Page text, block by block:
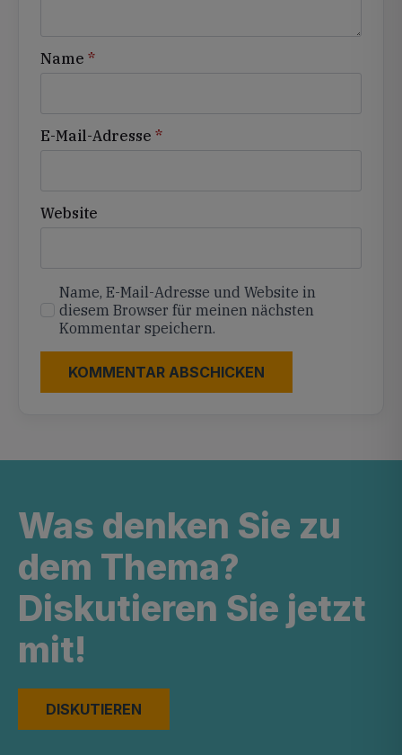
Name *
E-Mail-Adresse *
Website
Name, E-Mail-Adresse und Website in
diesem Browser für meinen nächsten
Kommentar speichern.
Was denken Sie zu
dem Thema?
Diskutieren Sie jetzt
mit!
DISKUTIEREN